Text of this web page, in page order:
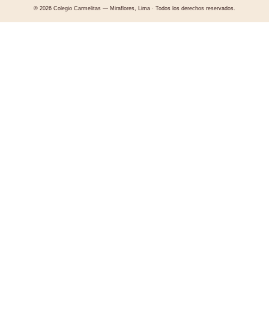
© 2026 Colegio Carmelitas — Miraflores, Lima · Todos los derechos reservados.